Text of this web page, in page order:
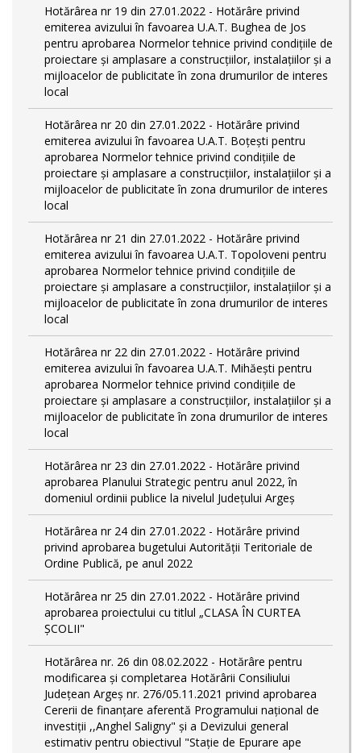
Hotărârea nr 19 din 27.01.2022 - Hotărâre privind
emiterea avizului în favoarea U.A.T. Bughea de Jos
pentru aprobarea Normelor tehnice privind condiţiile de
proiectare şi amplasare a construcţiilor, instalaţiilor şi a
mijloacelor de publicitate în zona drumurilor de interes
local
Hotărârea nr 20 din 27.01.2022 - Hotărâre privind
emiterea avizului în favoarea U.A.T. Boțești pentru
aprobarea Normelor tehnice privind condiţiile de
proiectare şi amplasare a construcţiilor, instalaţiilor şi a
mijloacelor de publicitate în zona drumurilor de interes
local
Hotărârea nr 21 din 27.01.2022 - Hotărâre privind
emiterea avizului în favoarea U.A.T. Topoloveni pentru
aprobarea Normelor tehnice privind condiţiile de
proiectare şi amplasare a construcţiilor, instalaţiilor şi a
mijloacelor de publicitate în zona drumurilor de interes
local
Hotărârea nr 22 din 27.01.2022 - Hotărâre privind
emiterea avizului în favoarea U.A.T. Mihăești pentru
aprobarea Normelor tehnice privind condiţiile de
proiectare şi amplasare a construcţiilor, instalaţiilor şi a
mijloacelor de publicitate în zona drumurilor de interes
local
Hotărârea nr 23 din 27.01.2022 - Hotărâre privind
aprobarea Planului Strategic pentru anul 2022, în
domeniul ordinii publice la nivelul Județului Argeș
Hotărârea nr 24 din 27.01.2022 - Hotărâre privind
privind aprobarea bugetului Autorității Teritoriale de
Ordine Publică, pe anul 2022
Hotărârea nr 25 din 27.01.2022 - Hotărâre privind
aprobarea proiectului cu titlul „CLASA ÎN CURTEA
ȘCOLII"
Hotărârea nr. 26 din 08.02.2022 - Hotărâre pentru
modificarea și completarea Hotărârii Consiliului
Județean Argeș nr. 276/05.11.2021 privind aprobarea
Cererii de finanțare aferentă Programului național de
investiții ,,Anghel Saligny" și a Devizului general
estimativ pentru obiectivul "Stație de Epurare ape